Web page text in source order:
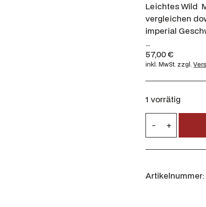
Leichtes Wild
vergleichen
imperial
…
57,00€
inkl. MwSt. zzgl.
1 vorrätig
3
- +
Artikelnummer: